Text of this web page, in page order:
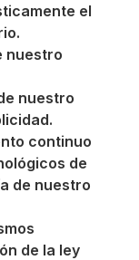
el
nuestro
nuestro
continuo
de
de nuestro
de la ley